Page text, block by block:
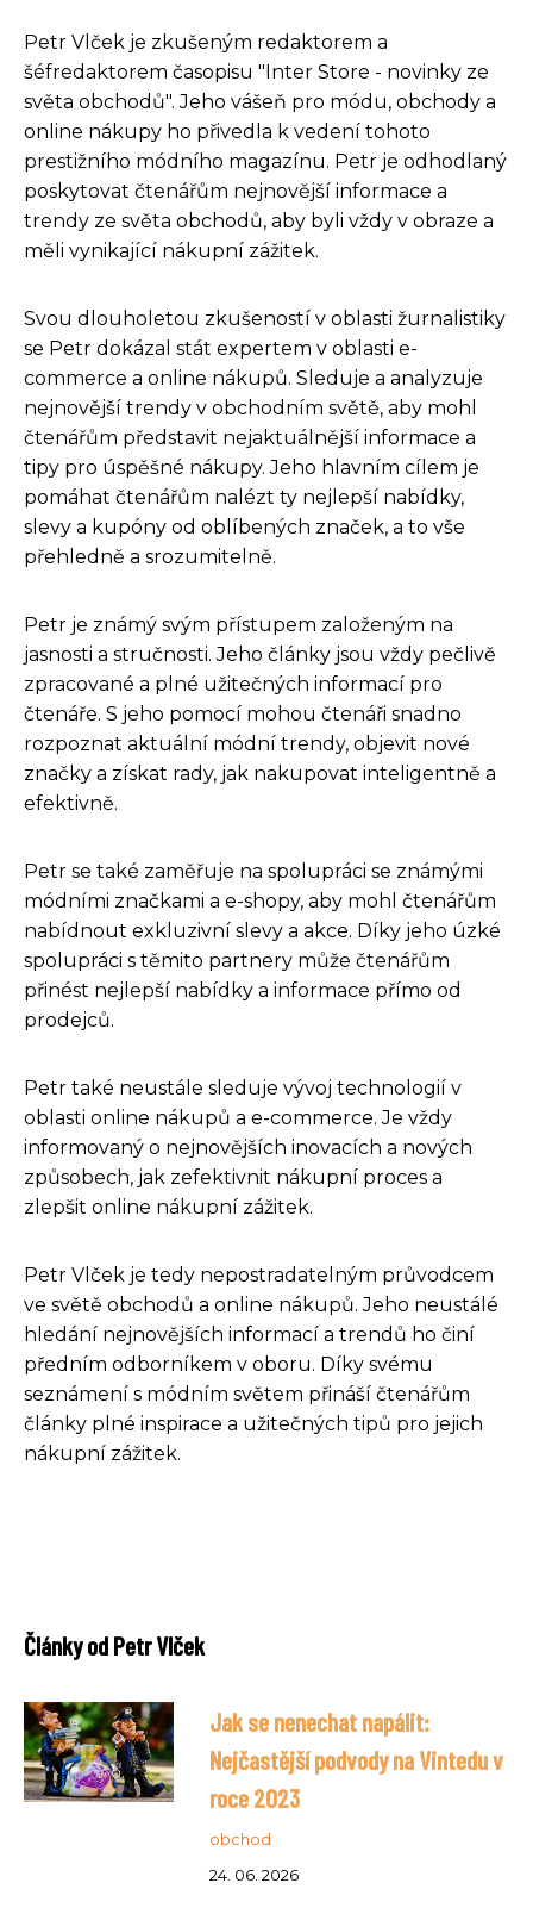
Petr Vlček je zkušeným redaktorem a
šéfredaktorem časopisu "Inter Store - novinky ze
světa obchodů". Jeho vášeň pro módu, obchody a
online nákupy ho přivedla k vedení tohoto
prestižního módního magazínu. Petr je odhodlaný
poskytovat čtenářům nejnovější informace a
trendy ze světa obchodů, aby byli vždy v obraze a
měli vynikající nákupní zážitek.
Svou dlouholetou zkušeností v oblasti žurnalistiky
se Petr dokázal stát expertem v oblasti e-
commerce a online nákupů. Sleduje a analyzuje
nejnovější trendy v obchodním světě, aby mohl
čtenářům představit nejaktuálnější informace a
tipy pro úspěšné nákupy. Jeho hlavním cílem je
pomáhat čtenářům nalézt ty nejlepší nabídky,
slevy a kupóny od oblíbených značek, a to vše
přehledně a srozumitelně.
Petr je známý svým přístupem založeným na
jasnosti a stručnosti. Jeho články jsou vždy pečlivě
zpracované a plné užitečných informací pro
čtenáře. S jeho pomocí mohou čtenáři snadno
rozpoznat aktuální módní trendy, objevit nové
značky a získat rady, jak nakupovat inteligentně a
efektivně.
Petr se také zaměřuje na spolupráci se známými
módními značkami a e-shopy, aby mohl čtenářům
nabídnout exkluzivní slevy a akce. Díky jeho úzké
spolupráci s těmito partnery může čtenářům
přinést nejlepší nabídky a informace přímo od
prodejců.
Petr také neustále sleduje vývoj technologií v
oblasti online nákupů a e-commerce. Je vždy
informovaný o nejnovějších inovacích a nových
způsobech, jak zefektivnit nákupní proces a
zlepšit online nákupní zážitek.
Petr Vlček je tedy nepostradatelným průvodcem
ve světě obchodů a online nákupů. Jeho neustálé
hledání nejnovějších informací a trendů ho činí
předním odborníkem v oboru. Díky svému
seznámení s módním světem přináší čtenářům
články plné inspirace a užitečných tipů pro jejich
nákupní zážitek.
Články od Petr Vlček
Jak se nenechat napálit:
Nejčastější podvody na Vintedu v
roce 2023
obchod
24. 06. 2026